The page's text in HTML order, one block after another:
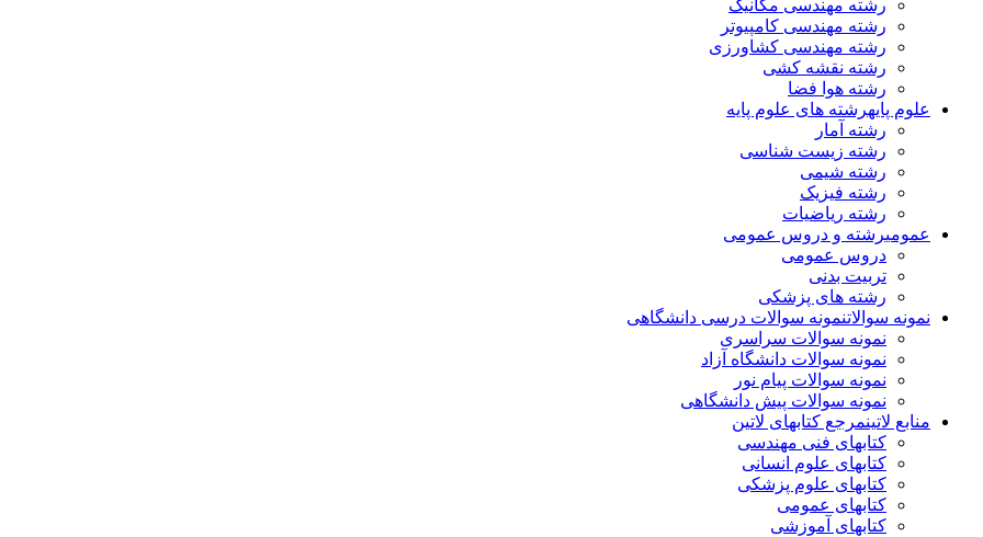
رشته مهندسی مکانیک
رشته مهندسی کامپیوتر
رشته مهندسی کشاورزی
رشته نقشه کشی
رشته هوا فضا
علوم پایهرشته های علوم پایه
رشته آمار
رشته زیست شناسی
رشته شیمی
رشته فیزیک
رشته ریاضیات
عمومیرشته و دروس عمومی
دروس عمومی
تربیت بدنی
رشته های پزشکی
نمونه سوالاتنمونه سوالات درسی دانشگاهی
نمونه سوالات سراسری
نمونه سوالات دانشگاه آزاد
نمونه سوالات پیام نور
نمونه سوالات پیش دانشگاهی
منابع لاتینمرجع کتابهای لاتین
کتابهای فنی مهندسی
کتابهای علوم انسانی
کتابهای علوم پزشکی
کتابهای عمومی
کتابهای آموزشی